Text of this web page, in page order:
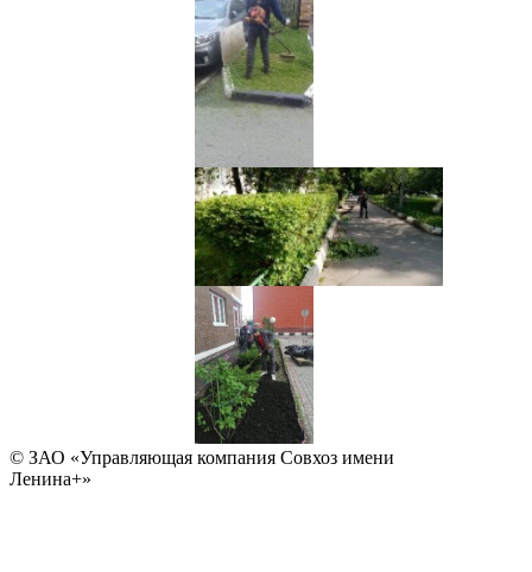
© ЗАО «Управляющая компания Совхоз имени
Ленина+»